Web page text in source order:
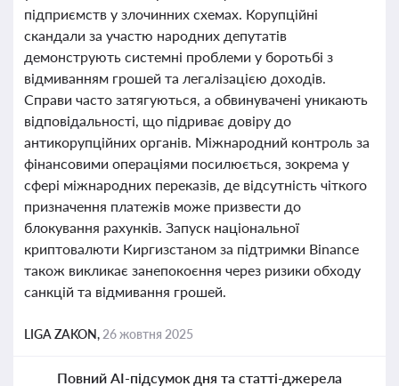
підприємств у злочинних схемах. Корупційні
скандали за участю народних депутатів
демонструють системні проблеми у боротьбі з
відмиванням грошей та легалізацією доходів.
Справи часто затягуються, а обвинувачені уникають
відповідальності, що підриває довіру до
антикорупційних органів. Міжнародний контроль за
фінансовими операціями посилюється, зокрема у
сфері міжнародних переказів, де відсутність чіткого
призначення платежів може призвести до
блокування рахунків. Запуск національної
криптовалюти Киргизстаном за підтримки Binance
також викликає занепокоєння через ризики обходу
санкцій та відмивання грошей.
LIGA ZAKON, 26 жовтня 2025
Повний AI-підсумок дня та статті-джерела